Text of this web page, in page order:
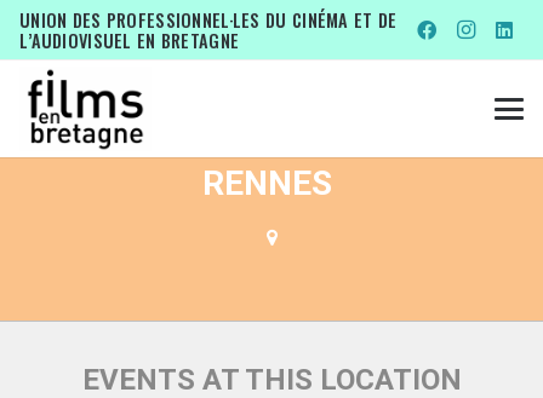
UNION DES PROFESSIONNEL·LES DU CINÉMA ET DE
L’AUDIOVISUEL EN BRETAGNE
EVENTS AT THIS LOCATION
HÔTEL PASTEUR À
RENNES
EVENTS AT THIS LOCATION